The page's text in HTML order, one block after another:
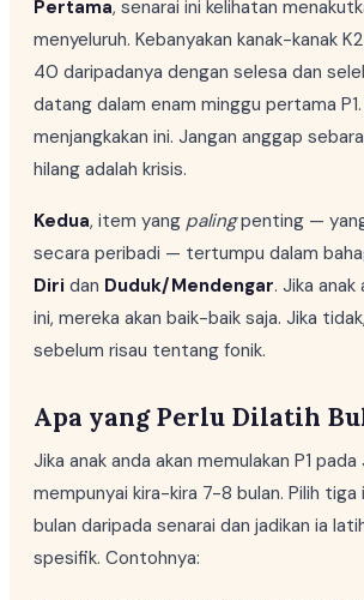
Pertama, senarai ini kelihatan
menyeluruh. Kebanyakan kanak-kanak
40 daripadanya dengan selesa dan
datang dalam enam minggu pertama
menjangkakan ini. Jangan anggap
hilang adalah krisis.
Kedua, item yang palingpenting — yang
secara peribadi — tertumpu dalam
Diri dan Duduk/Mendengar. Jika anak
ini, mereka akan baik-baik saja. Jika
sebelum risau tentang fonik.
Apa yang Perlu Dilatih
Jika anak anda akan memulakan P1 pada
mempunyai kira-kira 7-8 bulan. Pilih
bulan daripada senarai dan jadikan ia
spesifik. Contohnya: